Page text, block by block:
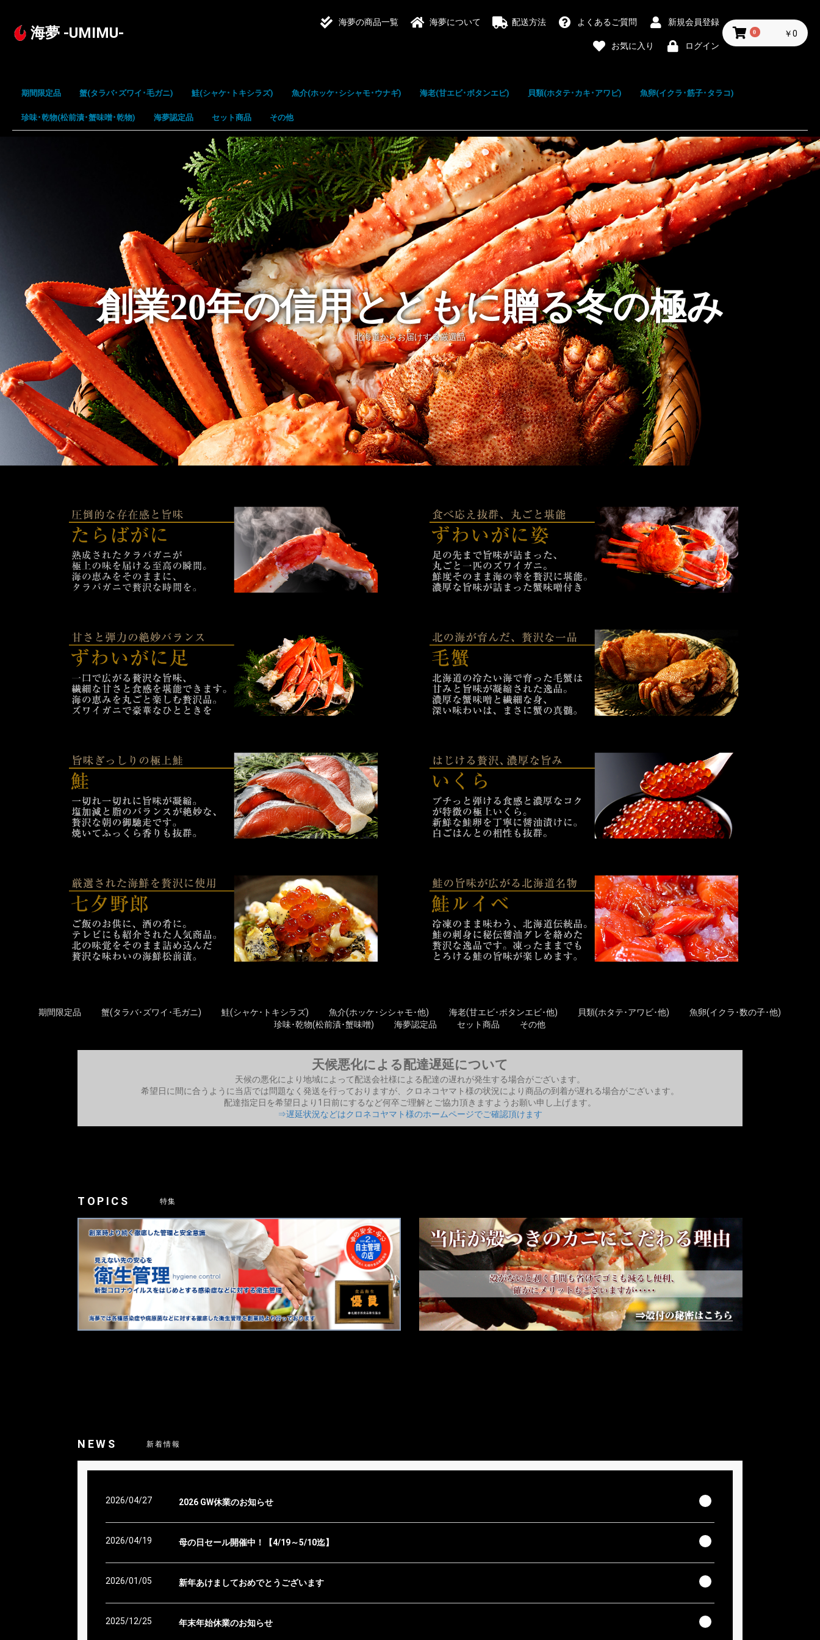
海夢 -UMIMU-
海夢の商品一覧 海夢について 配送方法 よくあるご質問 新規会員登録
お気に入り ログイン
0 ￥0
期間限定品 蟹(タラバ･ズワイ･毛ガニ)
タラバガニ
ズワイガニ
毛蟹
花咲ガニ
鮭(シャケ･トキシラズ)
時不知
紅鮭
秋鮭
銀鮭
鮭児
魚介(ホッケ･シシャモ･ウナギ)
サンマ(秋刀魚)
ニシン(鰊)
ホッケ
シシャモ(柳葉魚)
キンキ(吉次)
タラ(鱈)
ウナギ(鰻)
お刺身
海老(甘エビ･ボタンエビ) 貝類(ホタテ･カキ･アワビ) 魚卵(イクラ･筋子･タラコ)
珍味･乾物(松前漬･蟹味噌･乾物) 海夢認定品 セット商品 その他
創業20年の信用とともに贈る冬の極み
北海道からお届けする厳選品
期間限定品 蟹(タラバ･ズワイ･毛ガニ) 鮭(シャケ･トキシラズ) 魚介(ホッケ･シシャモ･他) 海老(甘エビ･ボタンエビ･他) 貝類(ホタテ･アワビ･他)
魚卵(イクラ･数の子･他)
珍味･乾物(松前漬･蟹味噌)
海夢認定品 セット商品 その他
天候悪化による配達遅延について
天候の悪化により地域によって配送会社様による配達の遅れが発生する場合がございます。
希望日に間に合うように当店では問題なく発送を行っておりますが、クロネコヤマト様の状況により商品の到着が遅れる場合がございます。
配達指定日を希望日より1日前にするなど何卒ご理解とご協力頂きますようお願い申し上げます。
⇒遅延状況などはクロネコヤマト様のホームページでご確認頂けます
TOPICS 特集
NEWS 新着情報
2026/04/27 2026 GW休業のお知らせ
2026/04/19 母の日セール開催中！【4/19～5/10迄】
2026/01/05 新年あけましておめでとうございます
2025/12/25 年末年始休業のお知らせ